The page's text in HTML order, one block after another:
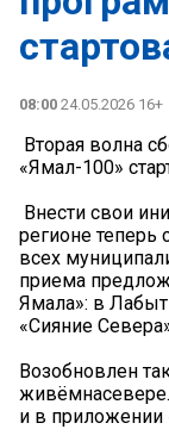
08:00 24.05.2026 16+
Вторая волна
«Ямал-100»
Внести свои
регионе теперь
всех
приема
Ямала»: в
«Сияние
Возобновлен
и в